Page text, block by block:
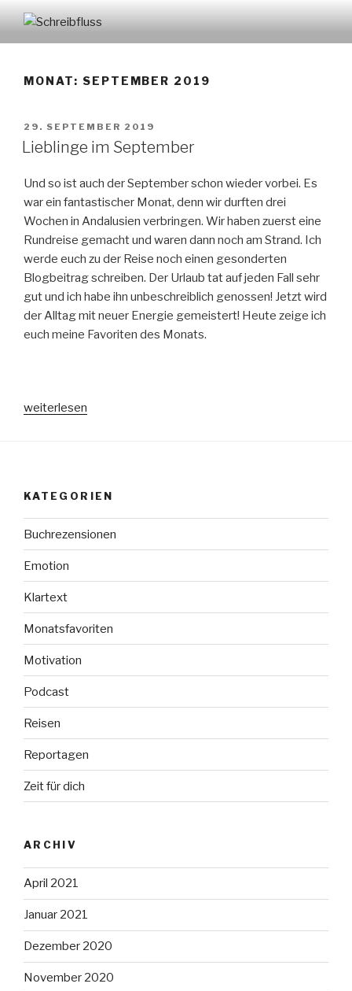
Inhalt
springenSCHREIBFLUSS
MONAT: SEPTEMBER 2019
VERÖFFENTLICHT
AM
29. SEPTEMBER 2019
Lieblinge im September
Und so ist auch der September schon wieder vorbei. Es
war ein fantastischer Monat, denn wir durften drei
Wochen in Andalusien verbringen. Wir haben zuerst eine
Rundreise gemacht und waren dann noch am Strand. Ich
werde euch zu der Reise noch einen gesonderten
Blogbeitrag schreiben. Der Urlaub tat auf jeden Fall sehr
gut und ich habe ihn unbeschreiblich genossen! Jetzt wird
der Alltag mit neuer Energie gemeistert! Heute zeige ich
euch meine Favoriten des Monats.
„Lieblinge
weiterlesen
KATEGORIEN
Buchrezensionen
Emotion
Klartext
Monatsfavoriten
Motivation
Podcast
Reisen
Reportagen
Zeit für dich
ARCHIV
April 2021
Januar 2021
Dezember 2020
November 2020